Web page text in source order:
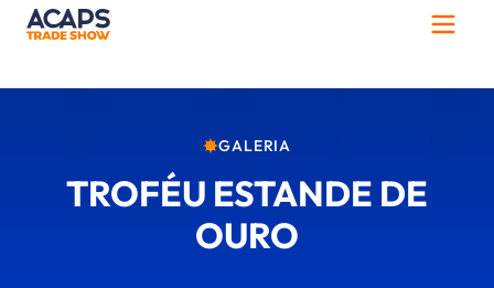
GALERIA
TROFÉU ESTANDE DE
OURO